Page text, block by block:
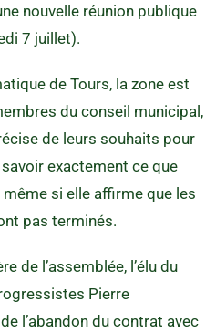
nouvelle réunion publique
7 juillet).
de Tours, la zone est
du conseil municipal,
de leurs souhaits pour
exactement ce que
si elle affirme que les
pas terminés.
de l’assemblée, l’élu du
Pierre
l’abandon du contrat avec